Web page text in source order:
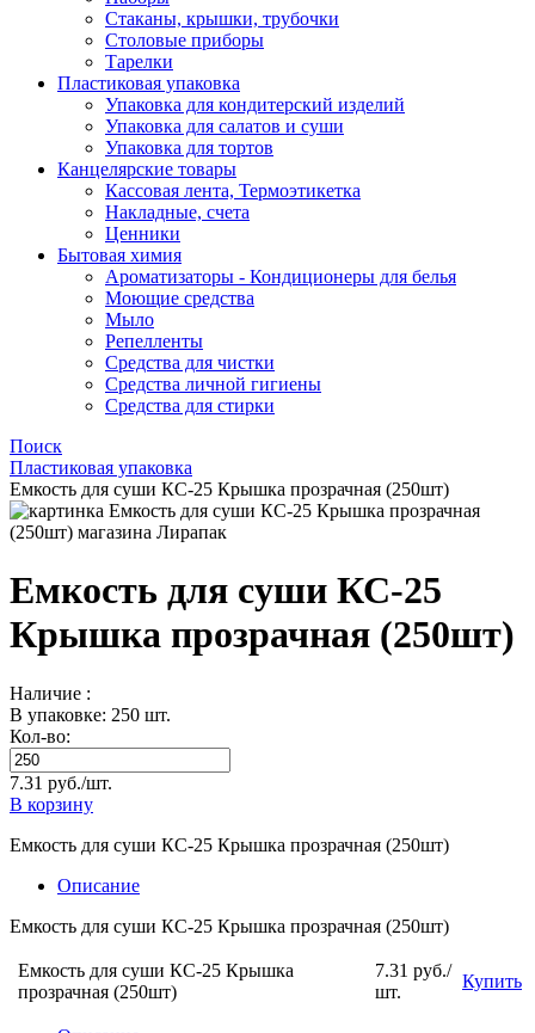
Стаканы, крышки, трубочки
Столовые приборы
Тарелки
Пластиковая упаковка
Упаковка для кондитерский изделий
Упаковка для салатов и суши
Упаковка для тортов
Канцелярские товары
Кассовая лента, Термоэтикетка
Накладные, счета
Ценники
Бытовая химия
Ароматизаторы - Кондиционеры для белья
Моющие средства
Мыло
Репелленты
Средства для чистки
Средства личной гигиены
Средства для стирки
Поиск
Пластиковая упаковка
Емкость для суши КС-25 Крышка прозрачная (250шт)
Емкость для суши КС-25
Крышка прозрачная (250шт)
Наличие :
В упаковке: 250 шт.
Кол-во:
7.31 руб./шт.
В корзину
Емкость для суши КС-25 Крышка прозрачная (250шт)
Описание
Емкость для суши КС-25 Крышка прозрачная (250шт)
Емкость для суши КС-25 Крышка
прозрачная (250шт)
7.31 руб./
шт.
Купить